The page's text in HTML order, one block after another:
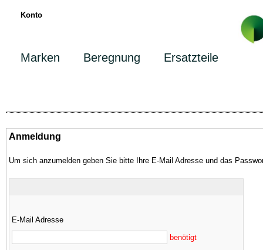
Konto
Marken Beregnung Ersatzteile
Anmeldung
Um sich anzumelden geben Sie bitte Ihre E-Mail Adresse und das
E-Mail Adresse
benötigt